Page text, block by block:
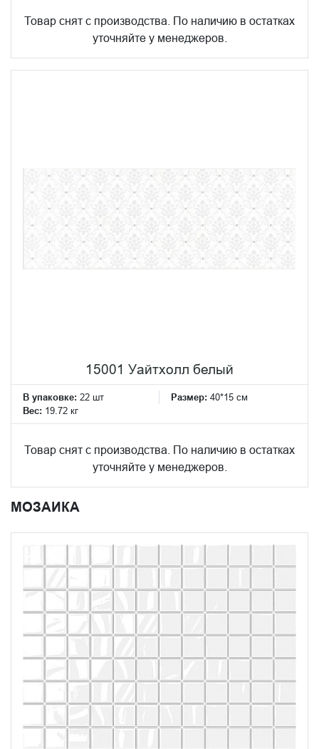
Товар снят с производства. По наличию в остатках
уточняйте у менеджеров.
15001 Уайтхолл белый
В упаковке: 22 шт Размер: 40*15 см
Вес: 19.72 кг
Товар снят с производства. По наличию в остатках
уточняйте у менеджеров.
МОЗАИКА